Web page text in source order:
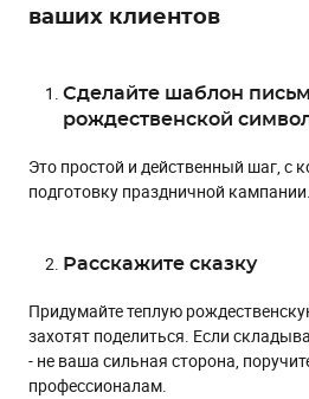
ваших клиентов
Сделайте шаблон
рождественской
Это простой и действенный шаг, с
подготовку праздничной кампании.
Расскажите сказку
Придумайте теплую
захотят поделиться. Если
- не ваша сильная сторона,
профессионалам.